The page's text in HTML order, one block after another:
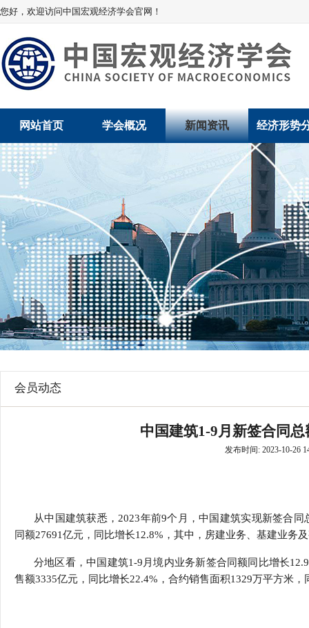
您好，欢迎访问中国宏观经济学会官网！
网站首页 学会概况
学术委员会
学会领导
组织机构
法律顾问
学会章程
新闻资讯
党建动态
学会动态
会员动态
地方动态
经济形势
经济数据
数说经济
经济运行与
产业发展
创新高技术
行
贸易与流
会员动态
中国建筑1-9月新签合同
发布时间: 2023-10-26
从中国建筑获悉， 2023年前9个月，中国建筑实现新签合同
同额27691亿元，同比增长12.8% ，其中，房建业务、基建业务
分地区看，中国建筑1-9 月境内业务新签合同额同比增长
售额3335亿元，同比增长22.4% ，合约销售面积1329万平方米，